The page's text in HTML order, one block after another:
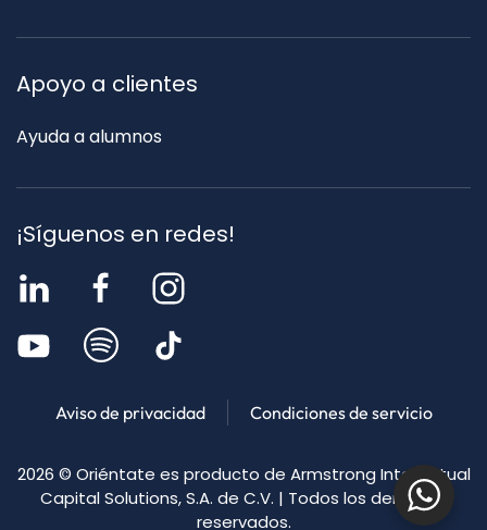
Apoyo a clientes
Ayuda a alumnos
¡Síguenos en redes!
Aviso de privacidad Condiciones de servicio
2026 © Oriéntate es producto de Armstrong Intellectual
Capital Solutions, S.A. de C.V. | Todos los derechos
reservados.